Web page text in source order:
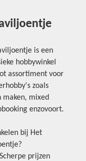
is een
hobbywinkel
assortiment voor
zoals
maken, mixed
enzovoort.
bij Het
Scherpe prijzen